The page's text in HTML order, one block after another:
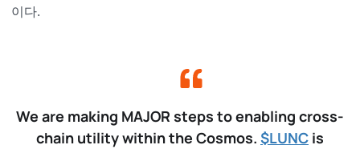
이다.
We are making MAJOR steps to enabling cross-
chain utility within the Cosmos. $LUNC is